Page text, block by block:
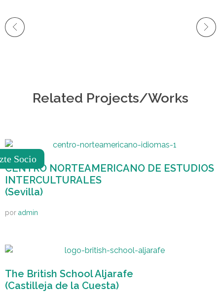
Related Projects/Works
CENTRO NORTEAMERICANO DE ESTUDIOS
INTERCULTURALES
(Sevilla)
por admin
The British School Aljarafe
(Castilleja de la Cuesta)
Socio